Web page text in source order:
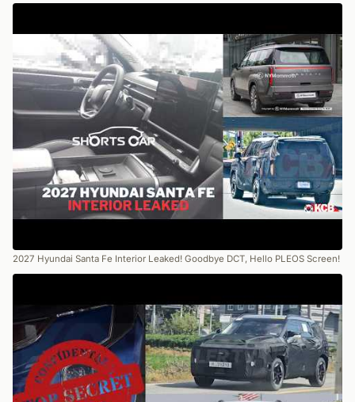
2027 Hyundai Santa Fe Interior Leaked! Goodbye DCT, Hello PLEOS Screen!